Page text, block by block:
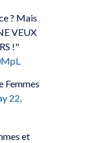
? Mais
VEUX
!"
Femmes
22,
et